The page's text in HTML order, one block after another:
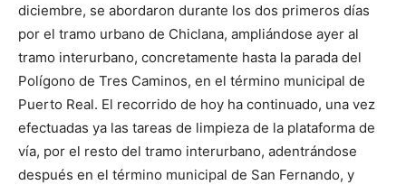
diciembre, se abordaron durante los dos primeros días
por el tramo urbano de Chiclana, ampliándose ayer al
tramo interurbano, concretamente hasta la parada del
Polígono de Tres Caminos, en el término municipal de
Puerto Real. El recorrido de hoy ha continuado, una vez
efectuadas ya las tareas de limpieza de la plataforma de
vía, por el resto del tramo interurbano, adentrándose
después en el término municipal de San Fernando, y